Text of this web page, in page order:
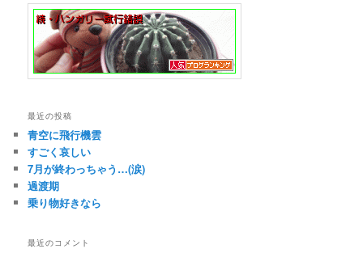
最近の投稿
青空に飛行機雲
すごく哀しい
7月が終わっちゃう…(涙)
過渡期
乗り物好きなら
最近のコメント